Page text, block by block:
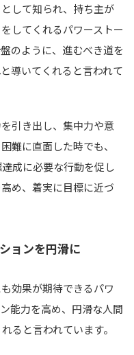
して知られ、持ち主が
してくれるパワーストー
のように、進むべき道を
導いてくれると言われて
引き出し、集中力や意
難に直面した時でも、
成に必要な行動を促し
め、着実に目標に近づ
ョンを円滑に
効果が期待できるパワ
能力を高め、円滑な人間
ると言われています。